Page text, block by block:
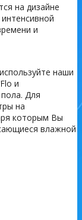
на дизайне
и
наши
и
Для
на
которым Вы
влажной